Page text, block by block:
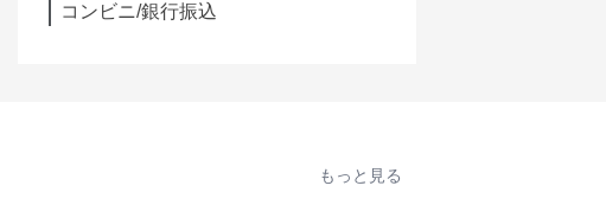
コンビニ/銀行振込
もっと見る